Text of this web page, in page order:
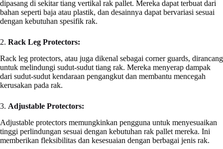
dipasang di sekitar tiang vertikal rak pallet. Mereka dapat terbuat dari
bahan seperti baja atau plastik, dan desainnya dapat bervariasi sesuai
dengan kebutuhan spesifik rak.
2. Rack Leg Protectors:
Rack leg protectors, atau juga dikenal sebagai corner guards, dirancang
untuk melindungi sudut-sudut tiang rak. Mereka menyerap dampak
dari sudut-sudut kendaraan pengangkut dan membantu mencegah
kerusakan pada rak.
3. Adjustable Protectors:
Adjustable protectors memungkinkan pengguna untuk menyesuaikan
tinggi perlindungan sesuai dengan kebutuhan rak pallet mereka. Ini
memberikan fleksibilitas dan kesesuaian dengan berbagai jenis rak.